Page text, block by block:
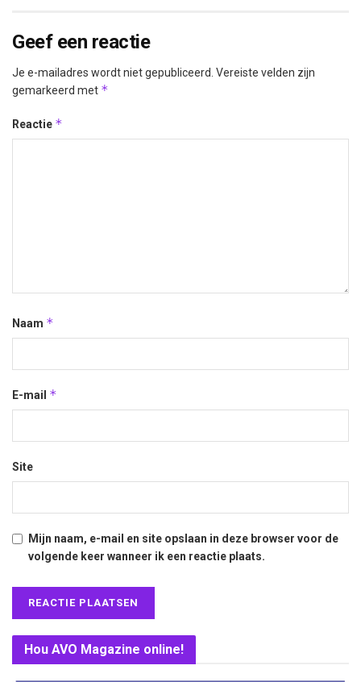
Geef een reactie
Je e-mailadres wordt niet gepubliceerd. Vereiste velden zijn
gemarkeerd met *
Reactie *
Naam *
E-mail *
Site
Mijn naam, e-mail en site opslaan in deze browser voor de
volgende keer wanneer ik een reactie plaats.
Hou AVO Magazine online!